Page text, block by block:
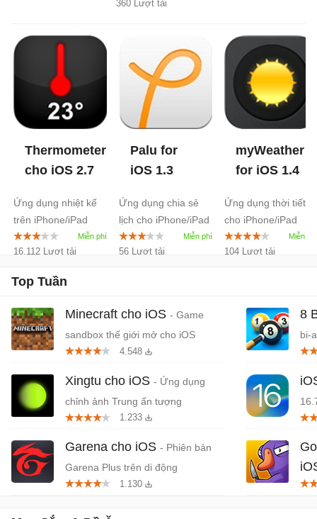
360 Lượt tải
Thermometer
cho iOS 2.7
Ứng dụng nhiệt kế
trên iPhone/iPad
16.112 Lượt tải
Palu for
iOS 1.3
Ứng dụng chia sẻ
lịch cho iPhone/iPad
56 Lượt tải
myWeather
for iOS 1.4
Ứng dụng thời tiết
cho iPhone/iPad
104 Lượt tải
Top Tuần
Minecraft cho iOS - Game
sandbox thế giới mở cho iOS
4.548
Xingtu cho iOS - Ứng dụng
chỉnh ảnh Trung ấn tượng
1.233
Garena cho iOS - Phiên bản
Garena Plus trên di động
1.130
8
bi-